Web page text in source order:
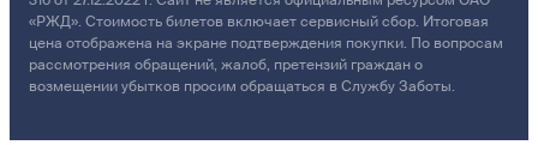
«РЖД». Стоимость билетов включает сервисный сбор. Итоговая
цена отображена на экране подтверждения покупки. По вопросам
рассмотрения обращений, жалоб, претензий граждан о
возмещении убытков просим обращаться в Службу Заботы.